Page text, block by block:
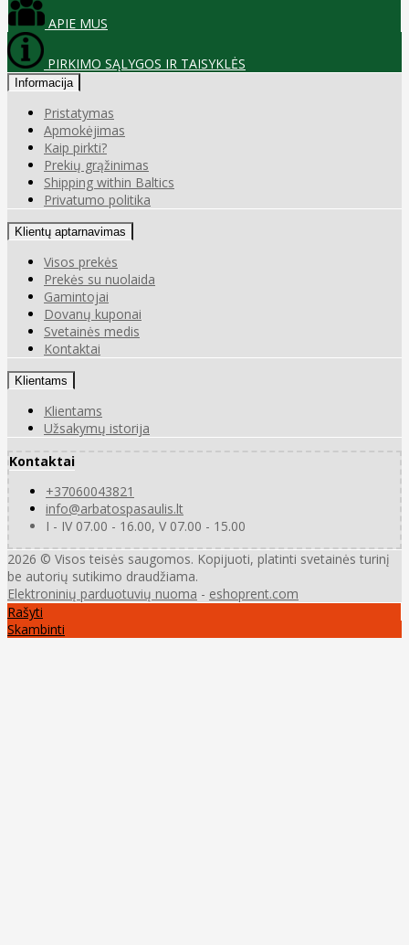
APIE MUS
PIRKIMO SĄLYGOS IR TAISYKLĖS
Informacija
Pristatymas
Apmokėjimas
Kaip pirkti?
Prekių grąžinimas
Shipping within Baltics
Privatumo politika
Klientų aptarnavimas
Visos prekės
Prekės su nuolaida
Gamintojai
Dovanų kuponai
Svetainės medis
Kontaktai
Klientams
Klientams
Užsakymų istorija
Kontaktai
+37060043821
info@arbatospasaulis.lt
I - IV 07.00 - 16.00, V 07.00 - 15.00
2026 © Visos teisės saugomos. Kopijuoti, platinti svetainės turinį
be autorių sutikimo draudžiama.
Elektroninių parduotuvių nuoma - eshoprent.com
Rašyti
Skambinti